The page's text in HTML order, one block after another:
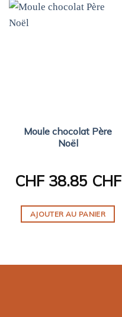
Moule chocolat Père
Noël
CHF38.85 CHF
AJOUTER AU PANIER